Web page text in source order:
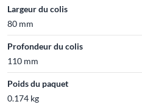
Largeur du colis
80 mm
Profondeur du colis
110 mm
Poids du paquet
0.174 kg